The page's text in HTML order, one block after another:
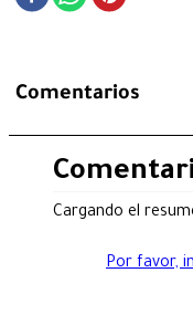
Comentarios
Cargando el
Por favor,